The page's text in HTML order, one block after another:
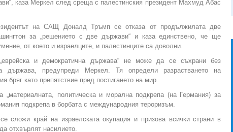
каза Меркел след среща с палестинския президент Махмуд Абас
на САЩ Доналд Тръмп се отказа от продължилата две
за „решението с две държави“ и каза единствено, че ще
от което и израелците, и палестинците са доволни.
и демократична държава“ не може да се съхрани без
държава, предупреди Меркел. Тя определи разрастването на
бряг като препятствие пред постигането на мир.
политическа и морална подкрепа (на Германия) за
подкрепа в борбата с международния тероризъм.
сложи край на израелската окупация и призова всички страни в
отхвърлят насилието.